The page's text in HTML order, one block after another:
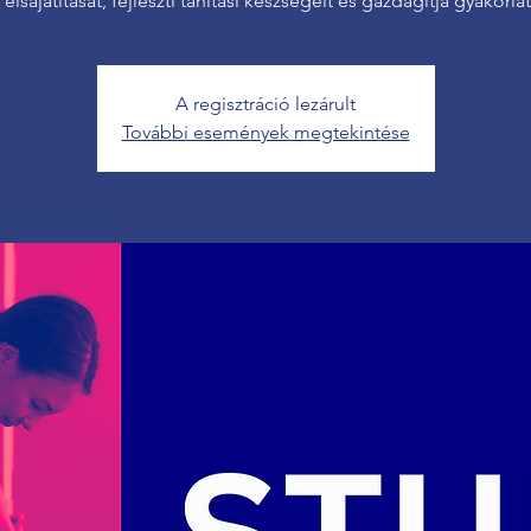
A regisztráció lezárult
További események megtekintése